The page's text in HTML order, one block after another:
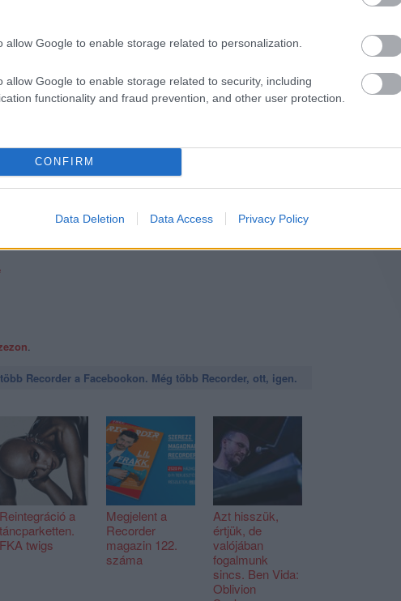
allow Google to enable storage related to personalization.
allow Google to enable storage related to security, including
functionality and fraud prevention, and other user protection.
CONFIRM
Data Deletion Data Access Privacy Policy
.
Recorder a Facebookon. Még több Recorder, ott, igen.
Reintegráció a
táncparketten.
FKA twigs
Megjelent a
Recorder
magazin 122.
száma
Azt hisszük,
értjük, de
valójában
fogalmunk
sincs. Ben Vida:
Oblivion